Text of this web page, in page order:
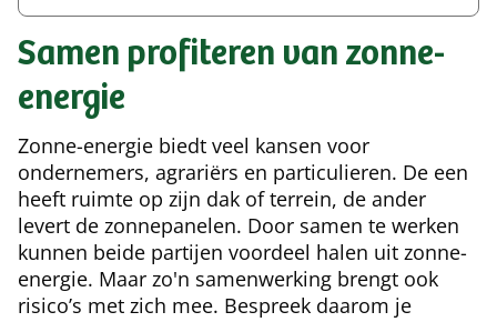
Samen profiteren van zonne-
energie
Zonne-energie biedt veel kansen voor
ondernemers, agrariërs en particulieren. De een
heeft ruimte op zijn dak of terrein, de ander
levert de zonnepanelen. Door samen te werken
kunnen beide partijen voordeel halen uit zonne-
energie. Maar zo'n samenwerking brengt ook
risico’s met zich mee. Bespreek daarom je